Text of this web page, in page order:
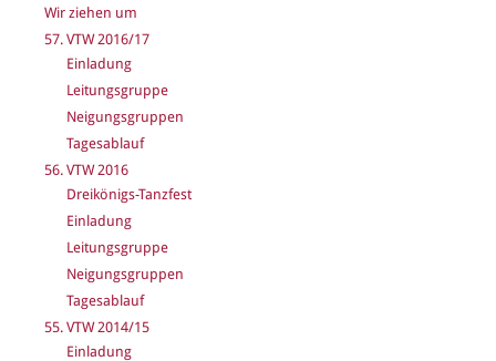
Wir ziehen um
57. VTW 2016/17
Einladung
Leitungsgruppe
Neigungsgruppen
Tagesablauf
56. VTW 2016
Dreikönigs-Tanzfest
Einladung
Leitungsgruppe
Neigungsgruppen
Tagesablauf
55. VTW 2014/15
Einladung